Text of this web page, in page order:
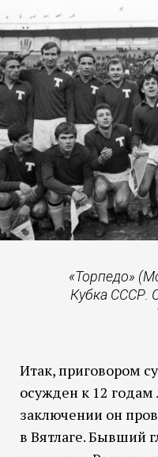
«Торпедо»
Кубка СССР.
Итак, приговором
осужден к 12
заключении он
в Вятлаге. Бывший